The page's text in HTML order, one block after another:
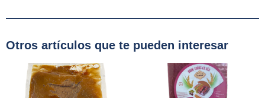
Otros artículos que te pueden interesar